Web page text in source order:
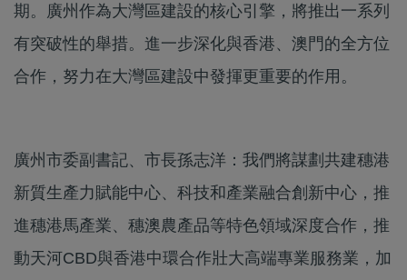
期。廣州作為大灣區建設的核心引擎，將推出一系列
有突破性的舉措。進一步深化與香港、澳門的全方位
合作，努力在大灣區建設中發揮更重要的作用。
廣州市委副書記、市長孫志洋：我們將謀劃共建穗港
新質生產力賦能中心、科技和產業融合創新中心，推
進穗港馬產業、穗澳農產品等特色領域深度合作，推
動天河CBD與香港中環合作壯大高端專業服務業，加